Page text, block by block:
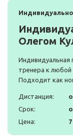
Олегом
Индивидуальная
тренера к любой
Подходит как
Дистанция:
Срок:
Цена: